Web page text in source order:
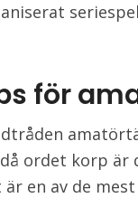
för
ordet korp är
en av de